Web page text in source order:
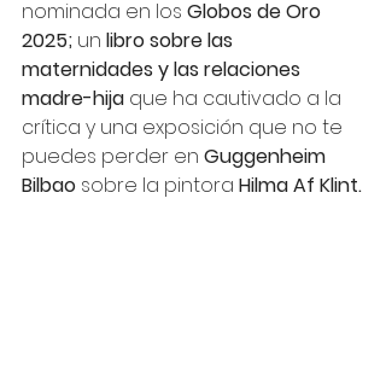
nominada en los Globos de Oro
2025; un libro sobre las
maternidades y las relaciones
madre-hija que ha cautivado a la
crítica y una exposición que no te
puedes perder en Guggenheim
Bilbao sobre la pintora Hilma Af Klint.